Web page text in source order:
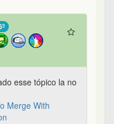
esse tópico la no
Merge With